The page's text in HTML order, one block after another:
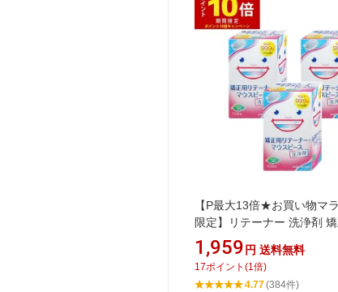
【P最大13倍★お買い物マ
限定】リテーナー 洗浄剤
ーナー・マウスピース用洗
×3個セット 大容量タイプ (
ド)【送料無料 (沖縄・離島
1,959 円 送料無料
17ポイント (1倍)
4.77(384件)